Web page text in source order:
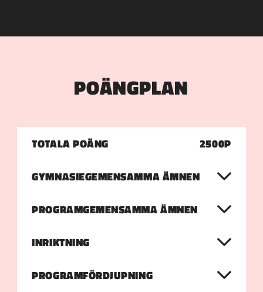
POÄNGPLAN
TOTALA POÄNG 2500P
GYMNASIEGEMENSAMMA ÄMNEN
PROGRAMGEMENSAMMA ÄMNEN
INRIKTNING
PROGRAMFÖRDJUPNING